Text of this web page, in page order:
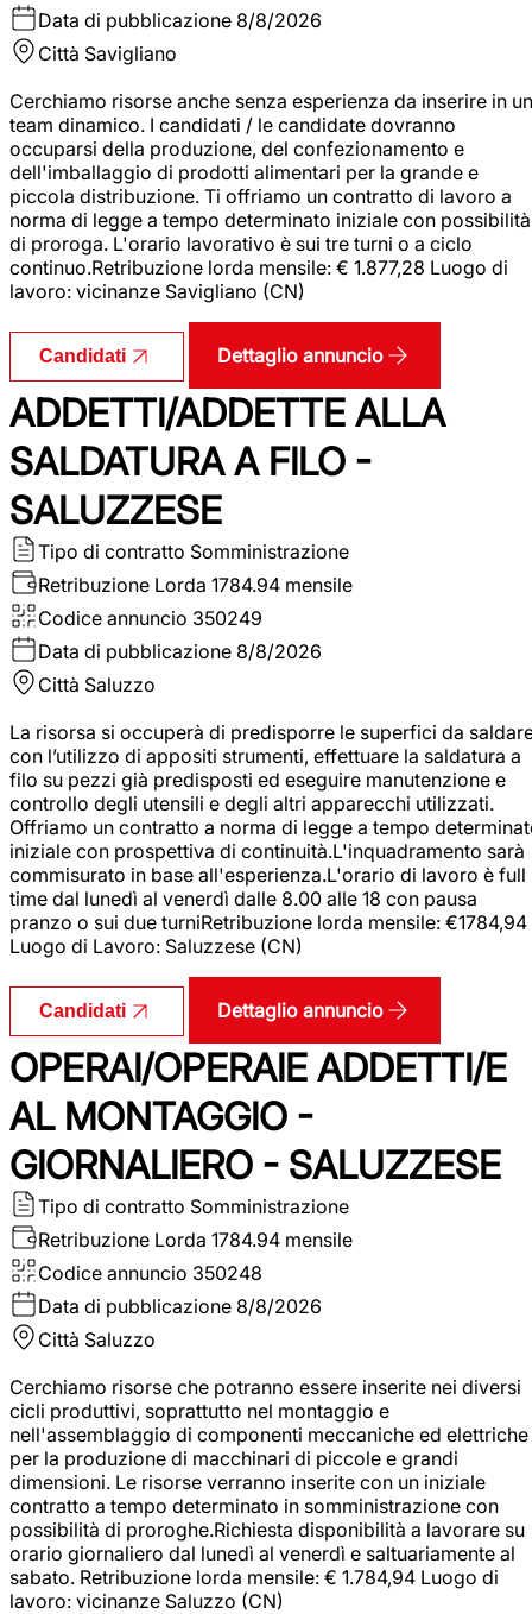
Data di pubblicazione 8/8/2026
Città Savigliano
Cerchiamo risorse anche senza esperienza da inserire in un
team dinamico. I candidati / le candidate dovranno
occuparsi della produzione, del confezionamento e
dell'imballaggio di prodotti alimentari per la grande e
piccola distribuzione. Ti offriamo un contratto di lavoro a
norma di legge a tempo determinato iniziale con possibilità
di proroga. L'orario lavorativo è sui tre turni o a ciclo
continuo.Retribuzione lorda mensile: € 1.877,28 Luogo di
lavoro: vicinanze Savigliano (CN)
Candidati Dettaglio annuncio
ADDETTI/ADDETTE ALLA
SALDATURA A FILO -
SALUZZESE
Tipo di contratto Somministrazione
Retribuzione Lorda 1784.94 mensile
Codice annuncio 350249
Data di pubblicazione 8/8/2026
Città Saluzzo
La risorsa si occuperà di predisporre le superfici da
con l’utilizzo di appositi strumenti, effettuare la saldatura a
filo su pezzi già predisposti ed eseguire manutenzione e
controllo degli utensili e degli altri apparecchi utilizzati.
Offriamo un contratto a norma di legge a tempo
iniziale con prospettiva di continuità.L'inquadramento sarà
commisurato in base all'esperienza.L'orario di lavoro è full
time dal lunedì al venerdì dalle 8.00 alle 18 con pausa
pranzo o sui due turniRetribuzione lorda mensile: €1784,94
Luogo di Lavoro: Saluzzese (CN)
Candidati Dettaglio annuncio
OPERAI/OPERAIE ADDETTI/E
AL MONTAGGIO -
GIORNALIERO - SALUZZESE
Tipo di contratto Somministrazione
Retribuzione Lorda 1784.94 mensile
Codice annuncio 350248
Data di pubblicazione 8/8/2026
Città Saluzzo
Cerchiamo risorse che potranno essere inserite nei diversi
cicli produttivi, soprattutto nel montaggio e
nell'assemblaggio di componenti meccaniche ed elettriche
per la produzione di macchinari di piccole e grandi
dimensioni. Le risorse verranno inserite con un iniziale
contratto a tempo determinato in somministrazione con
possibilità di proroghe.Richiesta disponibilità a lavorare su
orario giornaliero dal lunedì al venerdì e saltuariamente al
sabato. Retribuzione lorda mensile: € 1.784,94 Luogo di
lavoro: vicinanze Saluzzo (CN)